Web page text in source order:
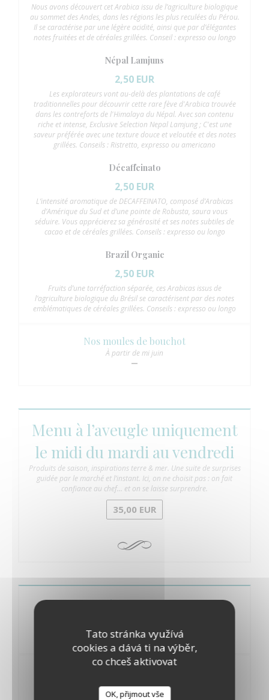
Tato stránka využívá
cookies a dává ti na výběr,
co chceš aktivovat
OK, přijmout vše
Nous avons découvert cet Arabica issu de l’agriculture biologique
au sommet des Andes, dans les régions les plus reculées du Pérou.
Il se caractérise par une légère acidité, ainsi que par d’élégantes
notes fruitées et de céréales grillées. Conseil : expresso ou longo
Népal Lamjuns
2,50 EUR
Les explorateurs vont au-delà des plantations de café
traditionnelles pour découvrir cette rare fève d'Arabica trouvée
dans les contreforts de l'Himalaya du Népal. Avec son contenu
riche et intense, Exclusive Selection Nepal Lamjung ; C'est une
saveur préférée avec une texture douce et veloutée et des notes
grillées. Conseils : Ristretto, expresso ou americano
Décaffeinato
2,50 EUR
L’intensité aromatique de DECAFFEINATO, composé d’Arabicas
d’Amérique du Sud et d’une pointe de Robusta, saura vous
séduire. Vous apprécierez sa générosité et ses notes subtiles de
cacao et de céréales grillées. Conseils : expresso ou longo
Brazil Organic
2,50 EUR
Fruits d’une torréfaction séparée, ces Arabicas issus de
l’agriculture biologique du Brésil se caractérisent par des notes
emblématiques de céréales grillées. Conseils : expresso ou longo
Nos moules de bouchot
À partir de mi juin
Menu à l’aveugle uniquement
le midi du mardi au vendredi
Produits de saison, inspirations terre & mer. Une suite de surprises
guidée par le marché et l’instant. Ici, on ne choisit pas : on fait
confiance au chef… et on se laisse surprendre.
35,00 EUR
Notre sélection de vins